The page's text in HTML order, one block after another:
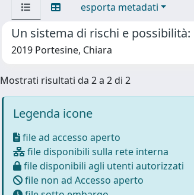
esporta metadati
Un sistema di rischi e
2019 Portesine, Chiara
Mostrati risultati da 2 a 2 di 2
Legenda icone
file ad accesso aperto
file disponibili sulla rete interna
file disponibili agli utenti autorizzati
file non ad Accesso aperto